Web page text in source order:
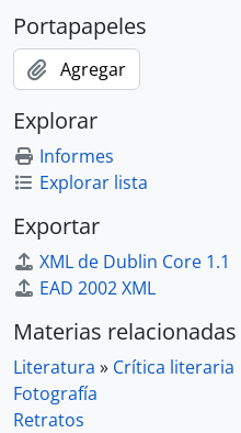
Portapapeles
Agregar
Explorar
Informes
Explorar lista
Exportar
XML de Dublin Core 1.1
EAD 2002 XML
Materias relacionadas
Literatura » Crítica literaria
Fotografía
Retratos